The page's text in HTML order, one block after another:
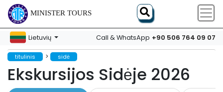
MINISTER TOURS
Lietuvių Call & WhatsApp +90 506 764 09 07
titulinis > sidė
Ekskursijos Sidėje 2026